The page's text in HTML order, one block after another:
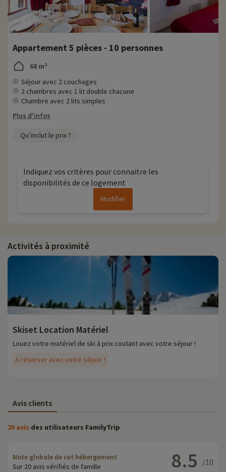
Appartement 5 pièces - 10 personnes
68 m²
Séjour avec 2 couchages
2 chambres avec 1 lit double chacune
Chambre avec 2 lits simples
Plus d'infos
Qu’inclut le prix ?
Indiquez vos critères pour connaitre les
disponibilités de ce logement
Modifier
Activités à proximité
Skiset Location Matériel
A réserver avec votre séjour !
Louez votre matériel de ski à prix coutant avec votre séjour !
Avis clients
20 avis des utilisateurs FamilyTrip
Note globale de cet hébergement
Sur 20 avis vérifiés de famille
8.5 /10